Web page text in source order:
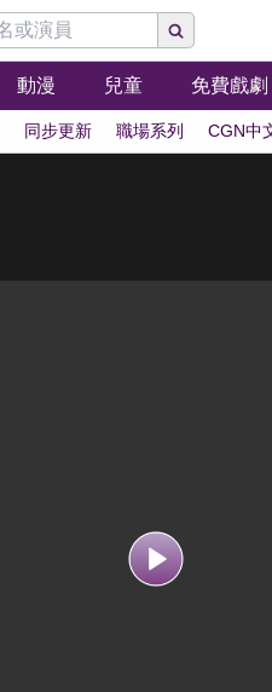
動漫 兒童 免費戲劇
同步更新 職場系列 CGN中